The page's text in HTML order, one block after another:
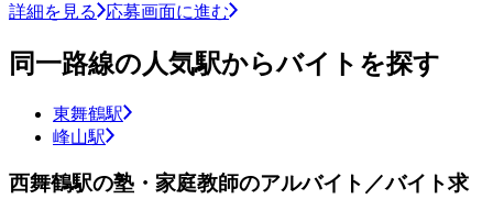
詳細を見る 応募画面に進む
同一路線の人気駅からバイトを探す
東舞鶴駅
峰山駅
西舞鶴駅の塾・家庭教師のアルバイト／バイト求